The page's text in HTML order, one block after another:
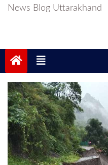
News Blog Uttarakhand